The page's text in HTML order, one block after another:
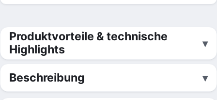
Produktvorteile & technische
Highlights
Beschreibung